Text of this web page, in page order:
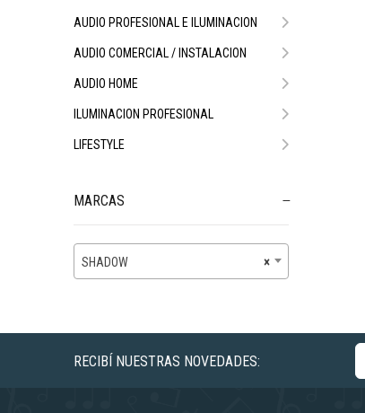
AUDIO PROFESIONAL E ILUMINACION
AUDIO COMERCIAL / INSTALACION
AUDIO HOME
ILUMINACION PROFESIONAL
LIFESTYLE
MARCAS
×
SHADOW
RECIBÍ NUESTRAS NOVEDADES: